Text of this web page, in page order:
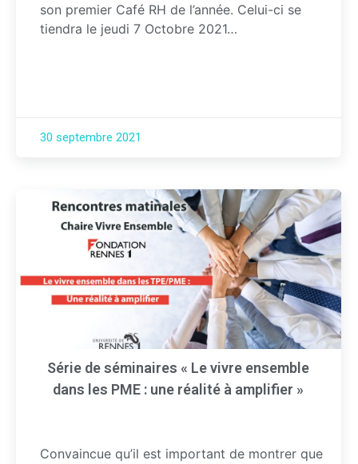
son premier Café RH de l’année. Celui-ci se
tiendra le jeudi 7 Octobre 2021…
30 septembre 2021
Série de séminaires « Le vivre ensemble
dans les PME : une réalité à amplifier »
Convaincue qu’il est important de montrer que